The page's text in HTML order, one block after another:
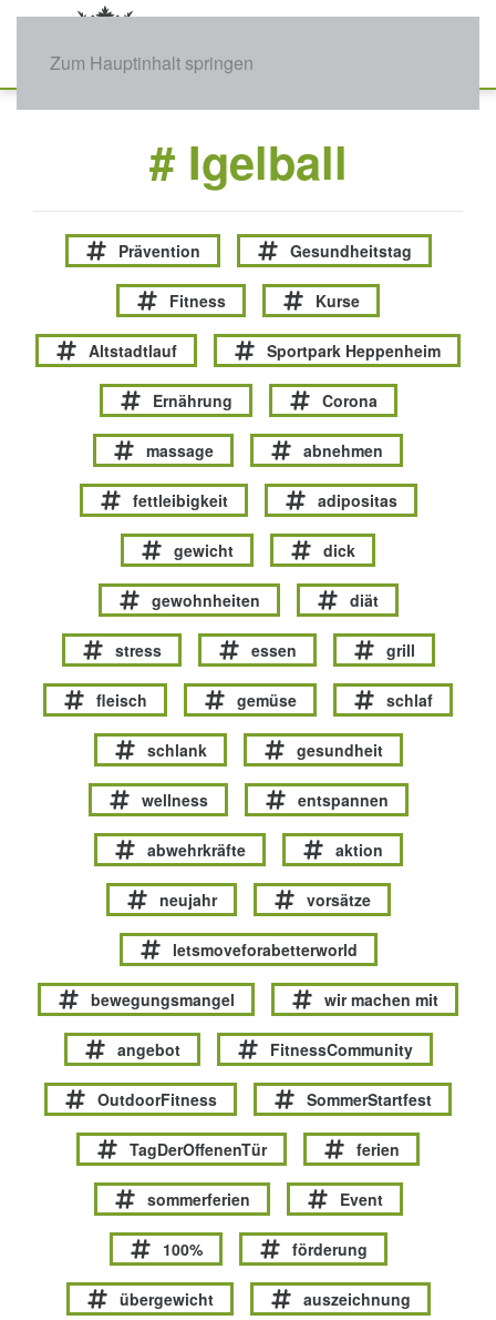
Zum Hauptinhalt springen
# Igelball
Prävention Gesundheitstag
Fitness Kurse
Altstadtlauf Sportpark Heppenheim
Ernährung Corona
massage abnehmen
fettleibigkeit adipositas
gewicht dick
gewohnheiten diät
stress essen grill
fleisch gemüse schlaf
schlank gesundheit
wellness entspannen
abwehrkräfte aktion
neujahr vorsätze
letsmoveforabetterworld
bewegungsmangel wir machen mit
angebot FitnessCommunity
OutdoorFitness SommerStartfest
TagDerOffenenTür ferien
sommerferien Event
100% förderung
übergewicht auszeichnung